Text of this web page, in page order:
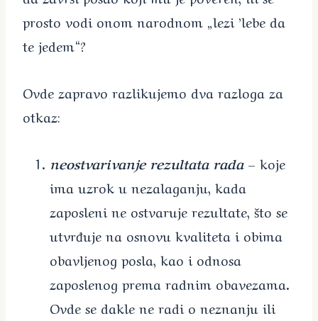
prosto vodi onom narodnom „lezi ’lebe da
te jedem“?
Ovde zapravo razlikujemo dva razloga za
otkaz:
neostvarivanje rezultata rada – koje
ima uzrok u nezalaganju, kada
zaposleni ne ostvaruje rezultate, što se
utvrđuje na osnovu kvaliteta i obima
obavljenog posla, kao i odnosa
zaposlenog prema radnim obavezama.
Ovde se dakle ne radi o neznanju ili